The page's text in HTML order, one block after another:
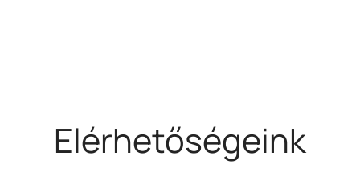
Elérhetőségeink